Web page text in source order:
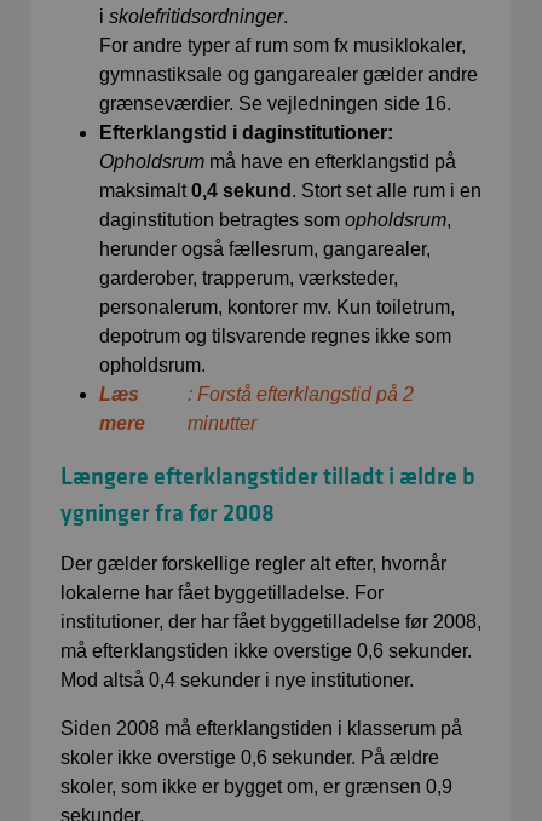
i skolefritidsordninger.
For andre typer af rum som fx musiklokaler,
gymnastiksale og gangarealer gælder andre
grænseværdier. Se vejledningen side 16.
Efterklangstid i daginstitutioner:
Opholdsrum må have en efterklangstid på
maksimalt0,4 sekund . Stort set alle rum i en
daginstitution betragtes som opholdsrum,
herunder også fællesrum, gangarealer,
garderober, trapperum, værksteder,
personalerum, kontorer mv. Kun toiletrum,
depotrum og tilsvarende regnes ikke som
opholdsrum.
Læs
mere
: Forstå efterklangstid på 2
minutter
Længere efterklangstider tilladt i ældre b
ygninger fra før 2008
Der gælder forskellige regler alt efter, hvornår
lokalerne har fået byggetilladelse. For
institutioner, der har fået byggetilladelse før 2008,
må efterklangstiden ikke overstige 0,6 sekunder.
Mod altså 0,4 sekunder i nye institutioner.
Siden 2008 må efterklangstiden i klasserum på
skoler ikke overstige 0,6 sekunder. På ældre
skoler, som ikke er bygget om, er grænsen 0,9
sekunder.